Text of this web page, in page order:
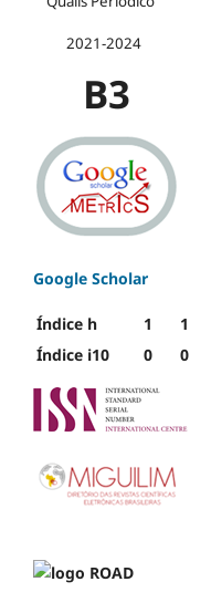
2021-2024
B3
Google Scholar
Índice h 1
1
Índice i10
0 0